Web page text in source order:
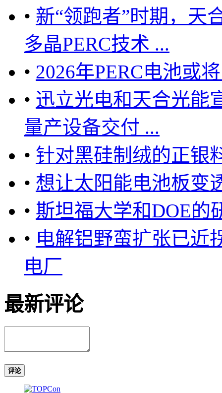
• 新“领跑者”时期，天
多晶PERC技术 ...
• 2026年PERC电池或
• 迅立光电和天合光能
量产设备交付 ...
• 针对黑硅制绒的正银
• 想让太阳能电池板变
• 斯坦福大学和DOE的
• 电解铝野蛮扩张已近
电厂
最新评论
评论